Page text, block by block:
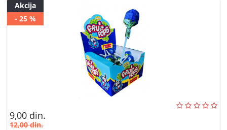
ŽELE
OSTALI PROIZVODI
Akcija
- 25 %
9,00 din.
12,00din.